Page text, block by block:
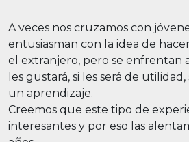
A veces nos cruzamos con
entusiasman con la idea de
el extranjero, pero se enfrentan
les gustará, si les será de
un aprendizaje.
Creemos que este tipo de
interesantes y por eso las